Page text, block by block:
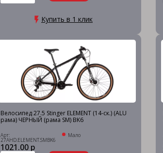
Купить в 1 клик
Велосипед 27.5 Stinger ELEMENT (14-ск.) (ALU
рама) ЧЕРНЫЙ (рама SM) BK6
Арт:
27AHD.ELEMENT.SMBK6
Мало
1021.00 р